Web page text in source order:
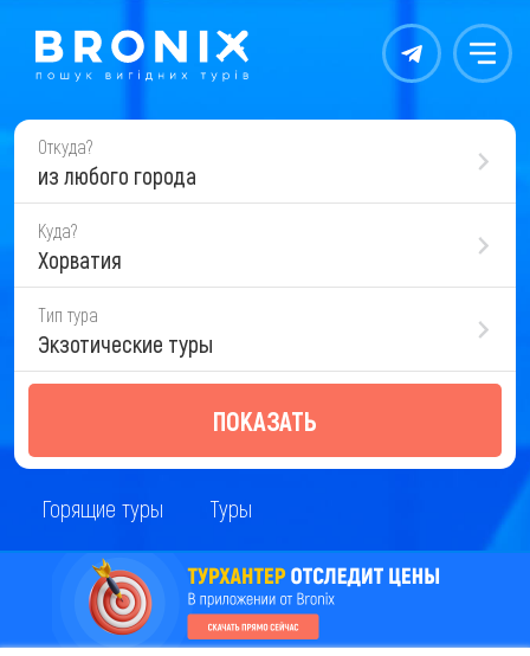
Контакты Меню
Откуда?
из любого города
Куда?
Хорватия
Тип тура
Экзотические туры
ПОКАЗАТЬ
Горящие туры Туры